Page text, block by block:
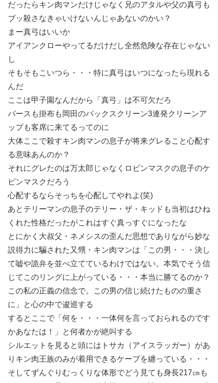
だったらキン肉マンだけじゃなく兄のアタルや父の真弓も
ブッ殺さなきゃいけないんじゃあないのかい？
まー真弓はいいか
アイアンクローやってるだけだし全然危険な存在じゃない
し
そもそもこいつら・・・特に真弓はいつになったら現れる
んだ
ここは甲子園なんだから「真弓」は不可欠だろ
バースも掛布も岡田のバックスクリーン3連発クリーンア
ップも客席に来てるってのに
大体ここで殺すキン肉マンの息子が将来グレること心配す
る意味あんのか？
それにグレたのは万太郎じゃなくロビンマスクの息子のケ
ビンマスクだろう
心配するならそっちを心配してやれよ(笑)
あとテリーマンの息子のテリー・ザ・キッドも当初はひね
くれた性格だったがこれはすぐ真っすぐになったな
とにかく大叔父・ネメシスの歪んだ思想でありながら妙な
説得力に騙された又甥・キン肉マンは「この男・・・決し
て嘘や詭弁を並べ立てているわけではない。本気でそう信
じてこのリングに上がっている・・・本当に勝てるのか？
この私の正義の信念で。この男の信じ続けたものの重さ
に」と心の中で逡巡する
するとここで「何を・・・一体何を言っておられるのです
かあなたは！」と何者かが絶叫する
シルエットを見ると頭にはトサカ（アイスラッガー）があ
りキン肉王族のみが着用できるケープを纏っている・・・
そしてずんぐりむっくりな体形でどう見ても身長217㎝も